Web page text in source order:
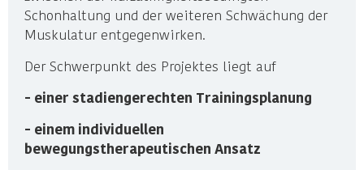
Schonhaltung und der weiteren Schwächung der
Muskulatur entgegenwirken.
Der Schwerpunkt des Projektes liegt auf
- einer stadiengerechten Trainingsplanung
- einem individuellen
bewegungstherapeutischen Ansatz